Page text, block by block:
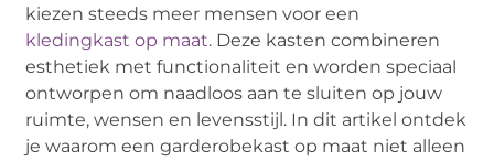
kiezen steeds meer mensen voor een
kledingkast op maat. Deze kasten combineren
esthetiek met functionaliteit en worden speciaal
ontworpen om naadloos aan te sluiten op jouw
ruimte, wensen en levensstijl. In dit artikel ontdek
je waarom een garderobekast op maat niet alleen